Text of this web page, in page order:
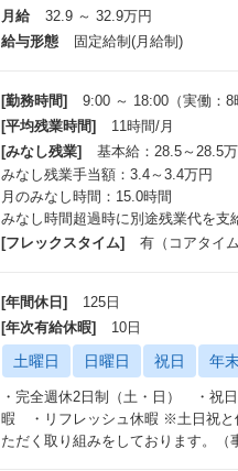
月給
32.9 ～ 32.9万円
給与形態
固定給制(月給制)
[勤務時間]
9:00 ～ 18:00（実働：
[平均残業時間]
11時間/月
[みなし残業]
基本給：28.5～28.5
みなし残業手当額：3.4～3.4万円
月のみなし時間：15.0時間
みなし時間超過時に別途残業代を支
[フレックスタイム]
有（コアタイ
[年間休日]
125日
[年次有給休暇]
10日
土曜日 日曜日 祝日 年
・完全週休2日制（土・日） ・祝
暇 ・リフレッシュ休暇 ※土日祝と
ただく取り組みをしております。（